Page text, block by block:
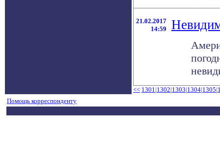
21.02.2017
14:59
<< 1301|1302|1303|1304|1305|
Помощь корреспонденту